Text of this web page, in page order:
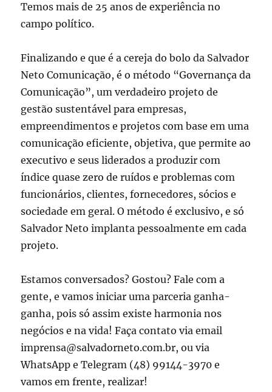
Temos mais de 25 anos de experiência no
campo político.
Finalizando e que é a cereja do bolo da Salvador
Neto Comunicação, é o método “Governança da
Comunicação”, um verdadeiro projeto de
gestão sustentável para empresas,
empreendimentos e projetos com base em uma
comunicação eficiente, objetiva, que permite ao
executivo e seus liderados a produzir com
índice quase zero de ruídos e problemas com
funcionários, clientes, fornecedores, sócios e
sociedade em geral. O método é exclusivo, e só
Salvador Neto implanta pessoalmente em cada
projeto.
Estamos conversados? Gostou? Fale com a
gente, e vamos iniciar uma parceria ganha-
ganha, pois só assim existe harmonia nos
negócios e na vida! Faça contato via email
imprensa@salvadorneto.com.br, ou via
WhatsApp e Telegram (48) 99144-3970 e
vamos em frente, realizar!